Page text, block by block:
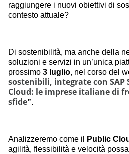
raggiungere i nuovi obiettivi di
contesto attuale?
Di sostenibilità, ma anche della
soluzioni e servizi in un’unica
prossimo 3 luglio, nel corso del
sostenibili, integrate con SAP
Cloud: le imprese italiane di
sfide”.
Analizzeremo come il Public
agilità, flessibilità e velocità possa